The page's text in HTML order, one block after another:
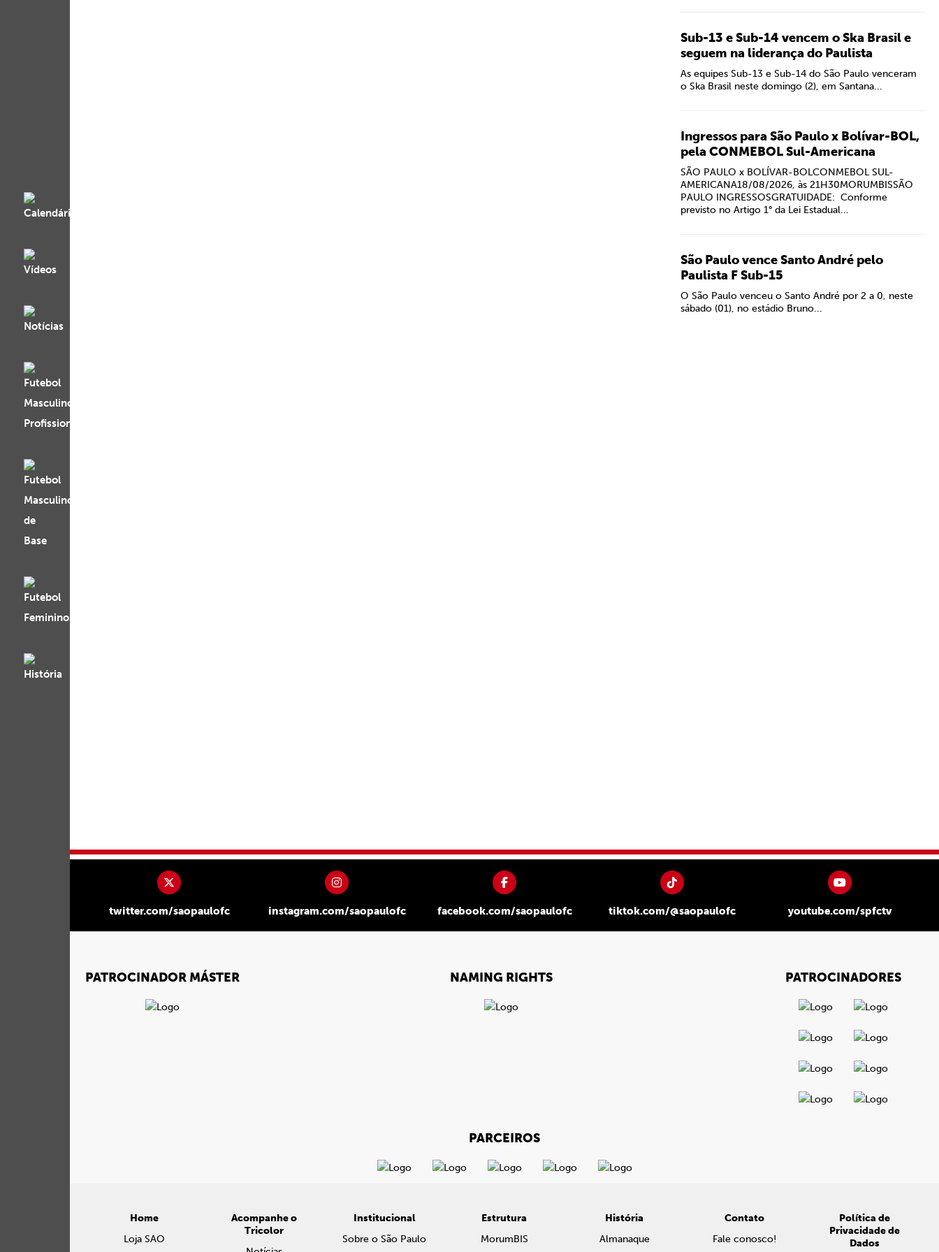
Sub-13 e Sub-14 vencem o Ska Brasil e
seguem na liderança do Paulista
As equipes Sub-13 e Sub-14 do São Paulo venceram
o Ska Brasil neste domingo (2), em Santana...
Ingressos para São Paulo x Bolívar-BOL,
pela CONMEBOL Sul-Americana
SÃO PAULO x BOLÍVAR-BOLCONMEBOL SUL-
AMERICANA18/08/2026, às 21H30MORUMBISSÃO
PAULO INGRESSOSGRATUIDADE: Conforme
previsto no Artigo 1° da Lei Estadual...
São Paulo vence Santo André pelo
Paulista F Sub-15
O São Paulo venceu o Santo André por 2 a 0, neste
sábado (01), no estádio Bruno...
twitter.com/saopaulofc instagram.com/saopaulofc facebook.com/saopaulofc tiktok.com/@saopaulofc youtube.com/spfctv
PATROCINADOR MÁSTER NAMING RIGHTS PATROCINADORES
PARCEIROS
Home
Loja SAO
Acompanhe o
Tricolor
Institucional
Sobre o São Paulo
Estrutura
MorumBIS
História
Almanaque
Contato
Fale conosco!
Política de
Privacidade de
Dados